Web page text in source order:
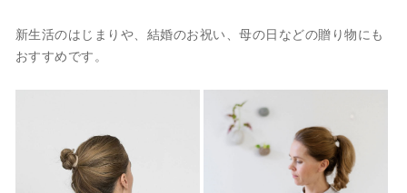
新生活のはじまりや、結婚のお祝い、母の日などの贈り物にも
おすすめです。